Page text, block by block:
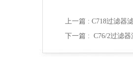
上一篇 : C718过滤器
下一篇 : C76/2过滤